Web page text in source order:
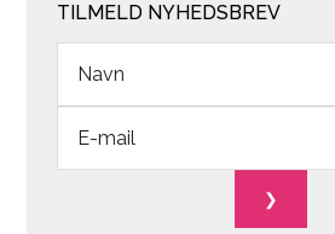
TILMELD NYHEDSBREV